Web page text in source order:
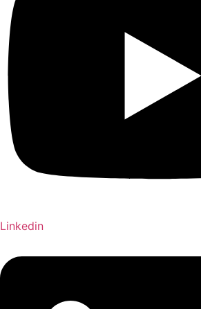
Linkedin